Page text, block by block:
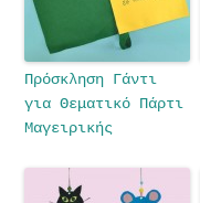
Πρόσκληση Γάντι
για Θεματικό Πάρτι
Μαγειρικής